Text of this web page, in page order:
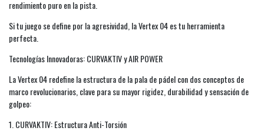
rendimiento puro en la pista.
Si tu juego se define por la agresividad, la Vertex 04 es tu herramienta
perfecta.
Tecnologías Innovadoras: CURVAKTIV y AIR POWER
La Vertex 04 redefine la estructura de la pala de pádel con dos conceptos de
marco revolucionarios, clave para su mayor rigidez, durabilidad y sensación de
golpeo:
1. CURVAKTIV: Estructura Anti-Torsión